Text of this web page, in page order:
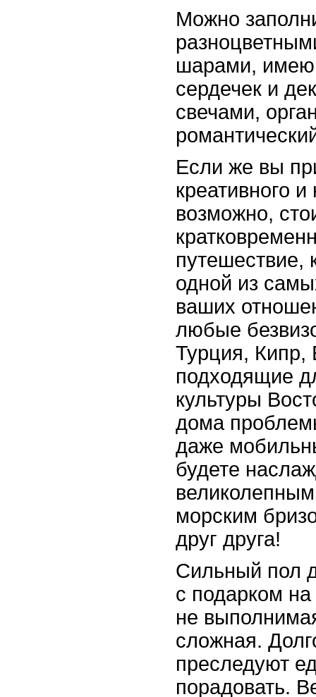
Можно
шарами,
сердечек и
свечами,
Если же вы
креативного
возможно,
путешествие,
одной из
ваших
любые
Турция, Кипр,
подходящие
культуры
дома
даже
будете
морским
друг друга!
Сильный пол
с подарком
не
сложная.
преследуют
порадовать.